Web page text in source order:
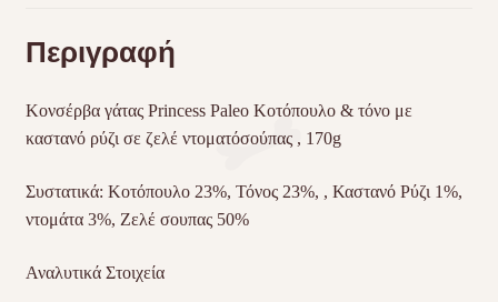
Περιγραφή
Κονσέρβα γάτας Princess Paleo Κοτόπουλο & τόνο με
καστανό ρύζι σε ζελέ ντοματόσούπας , 170g
Συστατικά: Κοτόπουλο 23%, Τόνος 23%, , Καστανό Ρύζι 1%,
ντομάτα 3%, Ζελέ σουπας 50%
Αναλυτικά Στοιχεία